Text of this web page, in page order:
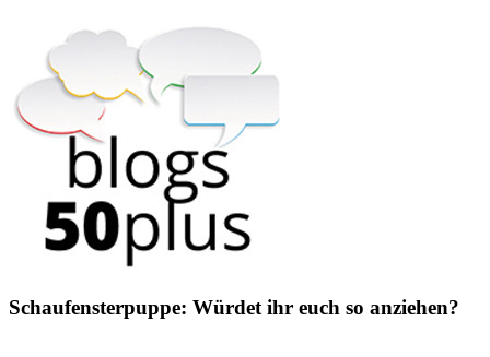
Schaufensterpuppe: Würdet ihr euch so anziehen?